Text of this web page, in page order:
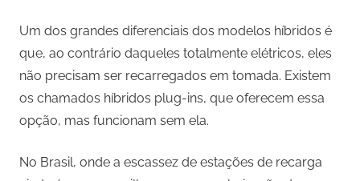
Um dos grandes diferenciais dos modelos híbridos é
que, ao contrário daqueles totalmente elétricos, eles
não precisam ser recarregados em tomada. Existem
os chamados híbridos plug-ins, que oferecem essa
opção, mas funcionam sem ela.
No Brasil, onde a escassez de estações de recarga